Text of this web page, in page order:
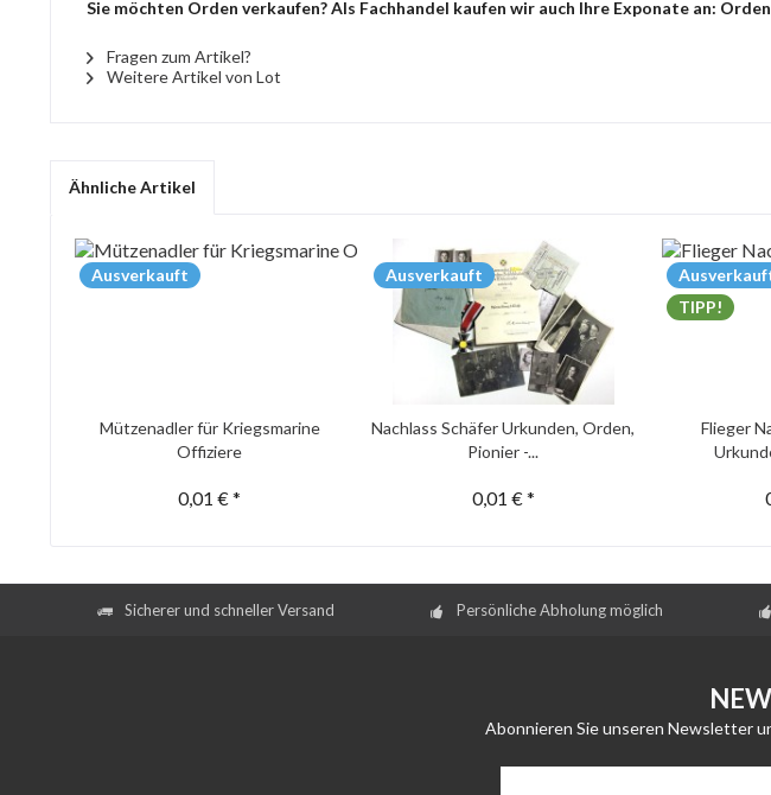
Sie möchten Orden verkaufen? Als Fachhandel kaufen wir auch Ihre Exponate an:
Fragen zum Artikel?
Weitere Artikel von Lot
Ähnliche Artikel
Ausverkauft
Mützenadler für Kriegsmarine
Offiziere
0,01 € *
Ausverkauft
Nachlass Schäfer Urkunden, Orden,
Pionier -...
0,01 € *
TIPP!
Flieger
Sicherer und schneller Versand Persönliche Abholung möglich
Abonnieren Sie unseren Newsletter